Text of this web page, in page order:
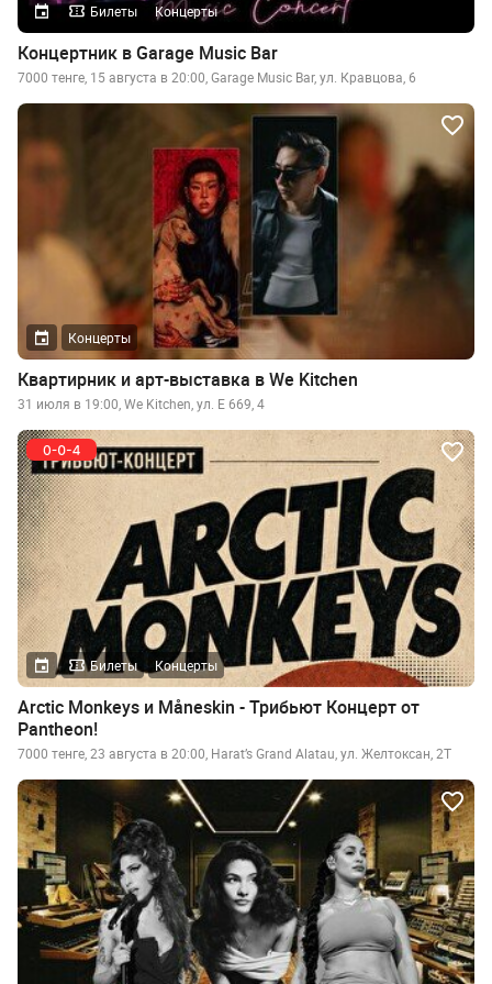
Билеты Концерты
Концертник в Garage Music Bar
7000 тенге, 15 августа в 20:00, Garage Music Bar, ул. Кравцова, 6
Концерты
Квартирник и арт-выставка в We Kitchen
31 июля в 19:00, We Kitchen, ул. Е 669, 4
Билеты Концерты
Arctic Monkeys и Måneskin - Трибьют Концерт от
Pantheon!
7000 тенге, 23 августа в 20:00, Harat’s Grand Alatau, ул. Желтоксан, 2Т